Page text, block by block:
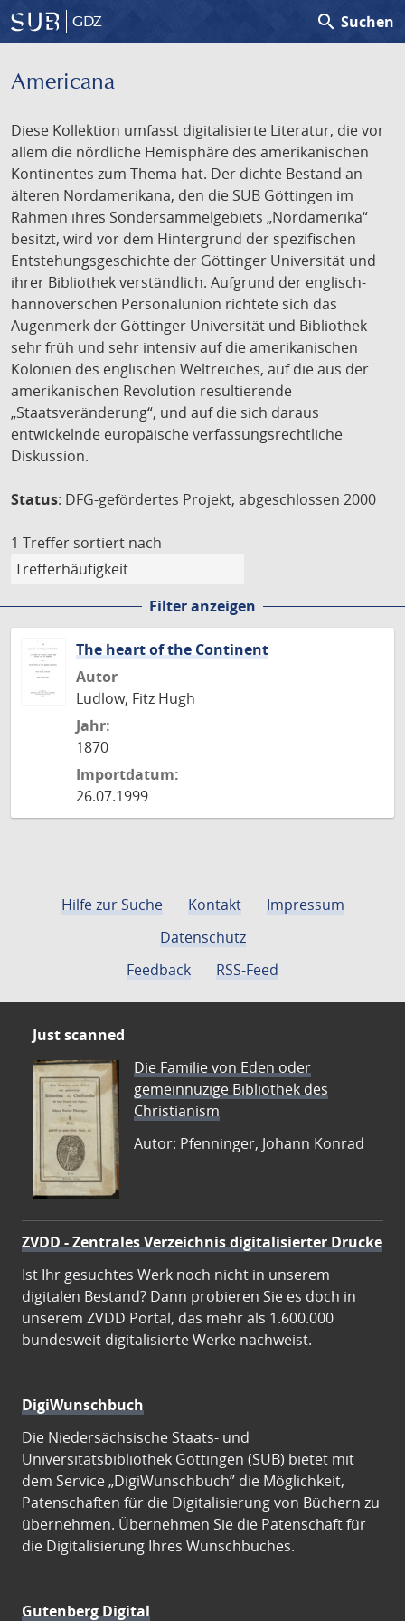
GDZ search Suchen
Americana
Diese Kollektion umfasst digitalisierte Literatur, die vor
allem die nördliche Hemisphäre des amerikanischen
Kontinentes zum Thema hat. Der dichte Bestand an
älteren Nordamerikana, den die SUB Göttingen im
Rahmen ihres Sondersammelgebiets „Nordamerika“
besitzt, wird vor dem Hintergrund der spezifischen
Entstehungsgeschichte der Göttinger Universität und
ihrer Bibliothek verständlich. Aufgrund der englisch-
hannoverschen Personalunion richtete sich das
Augenmerk der Göttinger Universität und Bibliothek
sehr früh und sehr intensiv auf die amerikanischen
Kolonien des englischen Weltreiches, auf die aus der
amerikanischen Revolution resultierende
„Staatsveränderung“, und auf die sich daraus
entwickelnde europäische verfassungsrechtliche
Diskussion.
Status: DFG-gefördertes Projekt, abgeschlossen 2000
1 Treffer sortiert nach
Filter anzeigen
The heart of the Continent
Autor
Ludlow, Fitz Hugh
Jahr:
1870
Importdatum:
26.07.1999
Hilfe zur Suche Kontakt
Impressum
Datenschutz
Feedback
RSS-Feed
Just scanned
Die Familie von Eden oder
gemeinnüzige Bibliothek des
Christianism
Autor: Pfenninger, Johann Konrad
ZVDD - Zentrales Verzeichnis digitalisierter Drucke
Ist Ihr gesuchtes Werk noch nicht in unserem
digitalen Bestand? Dann probieren Sie es doch in
unserem ZVDD Portal, das mehr als 1.600.000
bundesweit digitalisierte Werke nachweist.
DigiWunschbuch
Die Niedersächsische Staats- und
Universitätsbibliothek Göttingen (SUB) bietet mit
dem Service „DigiWunschbuch” die Möglichkeit,
Patenschaften für die Digitalisierung von Büchern zu
übernehmen. Übernehmen Sie die Patenschaft für
die Digitalisierung Ihres Wunschbuches.
Gutenberg Digital